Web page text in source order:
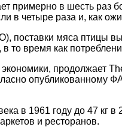
примерно в шесть раз
в четыре раза и, как
мяса птицы
то время как
продолжает
опубликованному
в 1961 году до 47 кг
и ресторанов.